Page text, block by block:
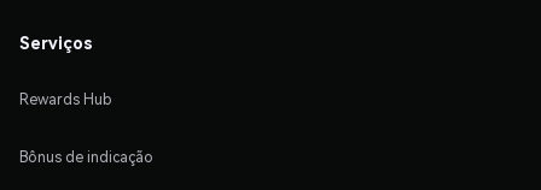
Serviços
Rewards Hub
Bônus de indicação